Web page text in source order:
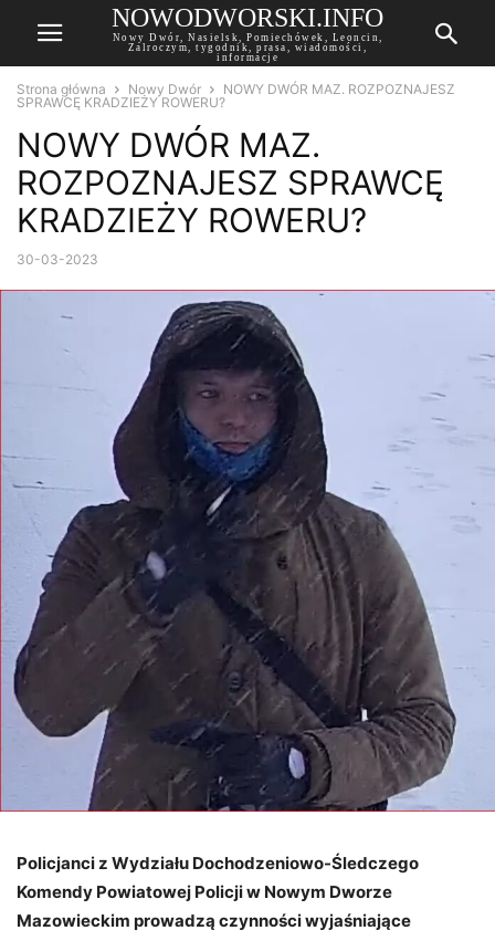
NOWODWORSKI.INFO
Nowy Dwór, Nasielsk, Pomiechówek, Leoncin,
Zalroczym, tygodnik, prasa, wiadomości,
informacje
Strona główna Nowy Dwór
NOWY DWÓR MAZ. ROZPOZNAJESZ
SPRAWCĘ KRADZIEŻY ROWERU?
NOWY DWÓR MAZ.
ROZPOZNAJESZ SPRAWCĘ
KRADZIEŻY ROWERU?
30-03-2023
Policjanci z Wydziału Dochodzeniowo-Śledczego
Komendy Powiatowej Policji w Nowym Dworze
Mazowieckim prowadzą czynności wyjaśniające